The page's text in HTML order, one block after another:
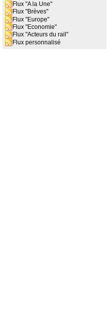
Flux "A la Une"
Flux "Brèves"
Flux "Europe"
Flux "Economie"
Flux "Acteurs du rail"
Flux personnalisé